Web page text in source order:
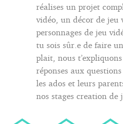
réalises un projet
vidéo, un décor de jeu
personnages de jeu
tu sois sûr.e de faire
plait, nous
réponses aux
les ados et leurs
nos stages creation de